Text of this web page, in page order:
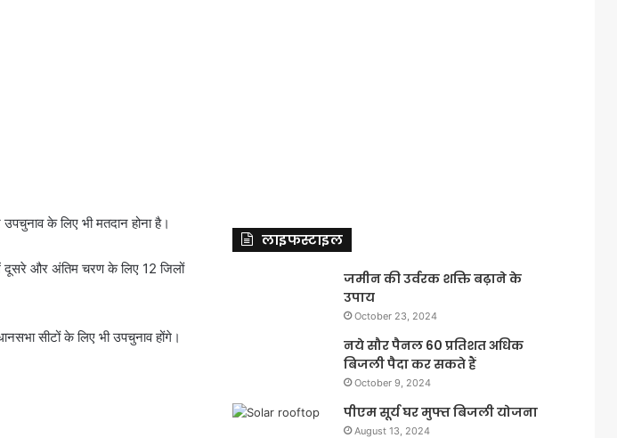
के लिए भी मतदान होना है।
दूसरे और अंतिम चरण के लिए 12 जिलों
सीटों के लिए भी उपचुनाव होंगे।
लाइफस्टाइल
जमीन की उर्वरक शक्ति बढ़ाने के
उपाय
October 23, 2024
नये सौर पैनल 60 प्रतिशत अधिक
बिजली पैदा कर सकते हैं
October 9, 2024
पीएम सूर्य घर मुफ्त बिजली योजना
August 13, 2024